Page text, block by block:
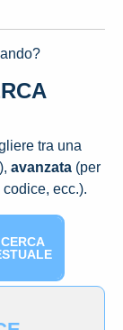
tra una
avanzata (per
codice, ecc.).